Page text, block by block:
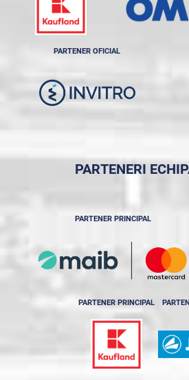
PARTENER OFICIAL
PARTENERI
PARTENER PRINCIPAL
PARTENER PRINCIPAL